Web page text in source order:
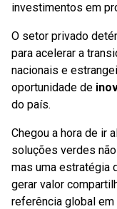
investimentos em
O setor privado
para acelerar a
nacionais e
oportunidade de
do país.
Chegou a hora de ir
soluções verdes
mas uma estratégia
gerar valor
referência global